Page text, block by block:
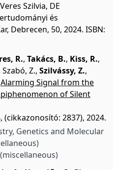
Szilvia, DE
és
Debrecen, 50, 2024. ISBN:
R., Takács, B., Kiss, R.,
Szabó, Z., Szilvássy, Z.,
Alarming Signal from the
of Silent
(cikkazonosító: 2837), 2024.
Genetics and Molecular